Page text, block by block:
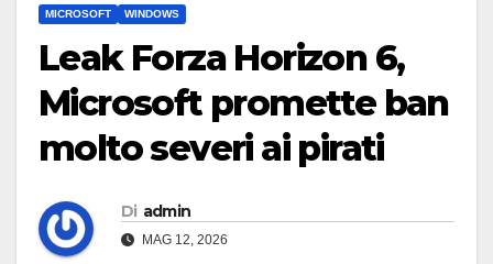
MICROSOFT WINDOWS
Leak Forza Horizon 6,
Microsoft promette ban
molto severi ai pirati
Di admin
MAG 12, 2026